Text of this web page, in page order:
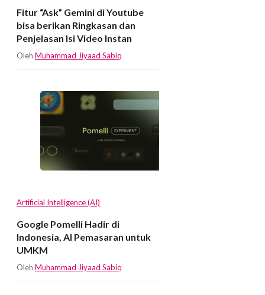
Fitur “Ask” Gemini di Youtube
bisa berikan Ringkasan dan
Penjelasan Isi Video Instan
Oleh Muhammad Jiyaad Sabiq
Artificial Intelligence (AI)
Google Pomelli Hadir di
Indonesia, AI Pemasaran untuk
UMKM
Oleh Muhammad Jiyaad Sabiq